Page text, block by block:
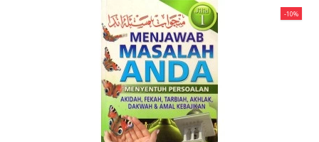
-10%